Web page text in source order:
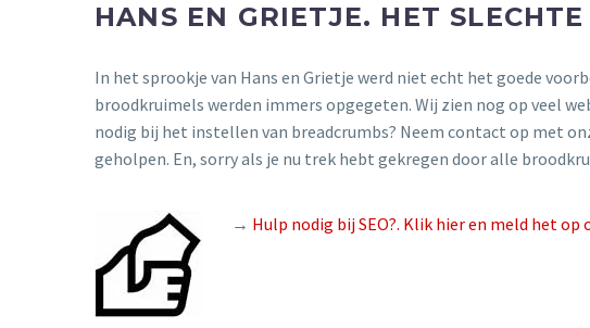
HANS EN GRIETJE. HET
In het sprookje van Hans en Grietje werd niet echt het goede
broodkruimels werden immers opgegeten. Wij zien nog op veel
nodig bij het instellen van breadcrumbs? Neem contact op met
geholpen. En, sorry als je nu trek hebt gekregen door alle
→ Hulp nodig bij SEO?. Klik hier en meld het op